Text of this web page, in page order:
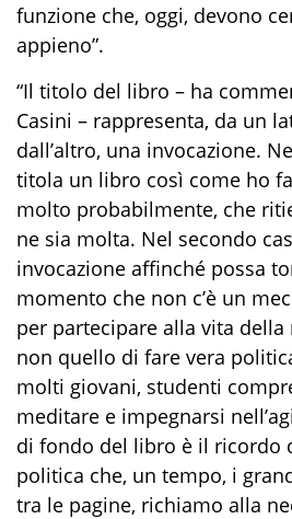
funzione che, oggi, devono
appieno”.
“Il titolo del libro – ha
Casini – rappresenta, da un
dall’altro, una invocazione.
titola un libro così come ho
molto probabilmente, che
ne sia molta. Nel secondo
invocazione affinché possa
momento che non c’è un
per partecipare alla vita
non quello di fare vera
molti giovani, studenti
meditare e impegnarsi
di fondo del libro è il ricordo
politica che, un tempo, i
tra le pagine, richiamo alla